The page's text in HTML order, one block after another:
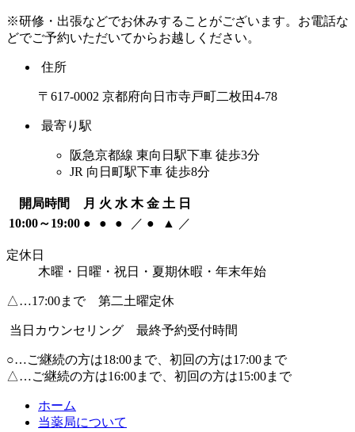
※研修・出張などでお休みすることがございます。お電話な
どでご予約いただいてからお越しください。
住所
〒617-0002 京都府向日市寺戸町二枚田4-78
最寄り駅
阪急京都線 東向日駅下車 徒歩3分
JR 向日町駅下車 徒歩8分
開局時間 月 火 水 木 金 土 日
10:00～19:00 ● ● ● ／ ● ▲ ／
定休日
木曜・日曜・祝日・夏期休暇・年末年始
△…17:00まで 第二土曜定休
当日カウンセリング 最終予約受付時間
○…ご継続の方は18:00まで、初回の方は17:00まで
△…ご継続の方は16:00まで、初回の方は15:00まで
ホーム
当薬局について